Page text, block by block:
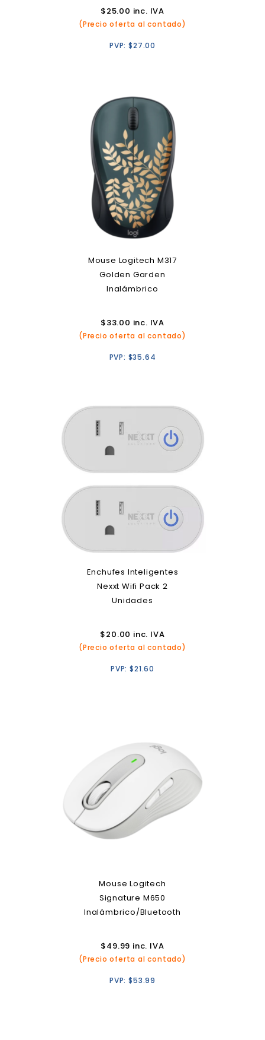
$25.00 inc. IVA
(Precio oferta al contado)
PVP:$27.00
Mouse Logitech M317
Golden Garden
Inalámbrico
$33.00 inc. IVA
(Precio oferta al contado)
PVP: $35.64
Enchufes Inteligentes
Nexxt Wifi Pack 2
Unidades
$20.00 inc. IVA
(Precio oferta al contado)
PVP:$21.60
Mouse Logitech
Signature M650
Inalámbrico/Bluetooth
$49.99 inc. IVA
(Precio oferta al contado)
PVP:$53.99